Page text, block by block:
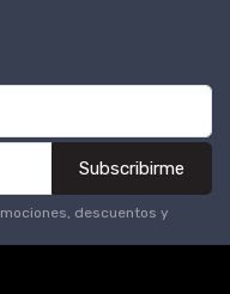
Subscribirme
descuentos y